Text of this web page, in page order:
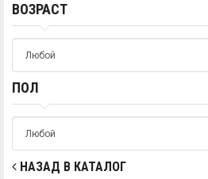
ВОЗРАСТ
ПОЛ
НАЗАД В КАТАЛОГ